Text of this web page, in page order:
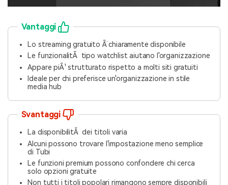
Vantaggi
Lo streaming gratuito Ã¨ chiaramente disponibile
Le funzionalitÃ tipo watchlist aiutano l'organizzazione
Appare piÃ¹ strutturato rispetto a molti siti gratuiti
Ideale per chi preferisce un'organizzazione in stile
media hub
Svantaggi
La disponibilitÃ dei titoli varia
Alcuni possono trovare l'impostazione meno semplice
di Tubi
Le funzioni premium possono confondere chi cerca
solo opzioni gratuite
Non tutti i titoli popolari rimangono sempre disponibili